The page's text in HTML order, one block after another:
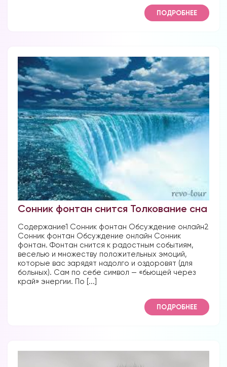
ПОДРОБНЕЕ
Сонник фонтан снится Толкование сна
Содержание1 Сонник фонтан Обсуждение онлайн2
Сонник фонтан Обсуждение онлайн Сонник
фонтан. Фонтан снится к радостным событиям,
веселью и множеству положительных эмоций,
которые вас зарядят надолго и оздоровят (для
больных). Сам по себе символ — «бьющей через
край» энергии. По [...]
ПОДРОБНЕЕ
Мы разработали систему практик, с
помощью которой можно получать
Скачать
Наши форумы
Форум на сайте